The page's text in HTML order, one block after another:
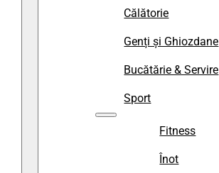
Călătorie
Genți și Ghiozdane
Bucătărie & Servire
Sport
Fitness
Înot